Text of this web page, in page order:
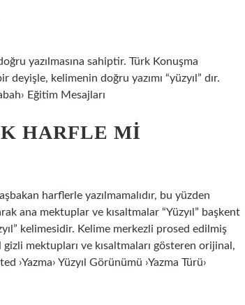
yazılmasına sahiptir. Türk Konuşma
kelimenin doğru yazımı “yüzyıl” dır.
Eğitim Mesajları
HARFLE MI
harflerle yazılmamalıdır, bu yüzden
ana mektuplar ve kısaltmalar “Yüzyıl” başkent
kelimesidir. Kelime merkezli prosed edilmiş
mektupları ve kısaltmaları gösteren orijinal,
›Yazma› Yüzyıl Görünümü ›Yazma Türü›